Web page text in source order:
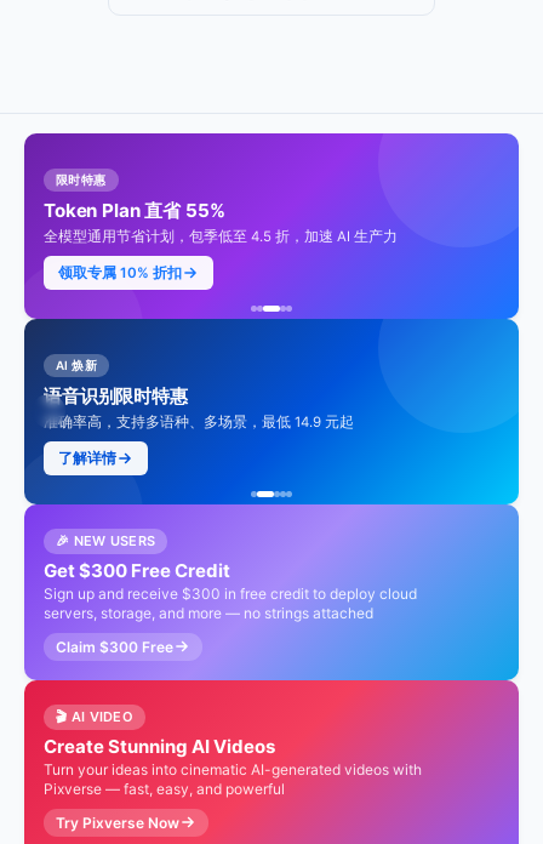
限时特惠
Token Plan 直省 55%
全模型通用节省计划，包季低至 4.5 折，加速 AI 生产力
领取专属 10% 折扣
AI 焕新
语音识别限时特惠
准确率高，支持多语种、多场景，最低 14.9 元起
了解详情
🎉 NEW USERS
Get $300 Free Credit
Sign up and receive $300 in free credit to deploy cloud
servers, storage, and more — no strings attached
Claim $300 Free
🎬 AI VIDEO
Create Stunning AI Videos
Turn your ideas into cinematic AI-generated videos with
Pixverse — fast, easy, and powerful
Try Pixverse Now